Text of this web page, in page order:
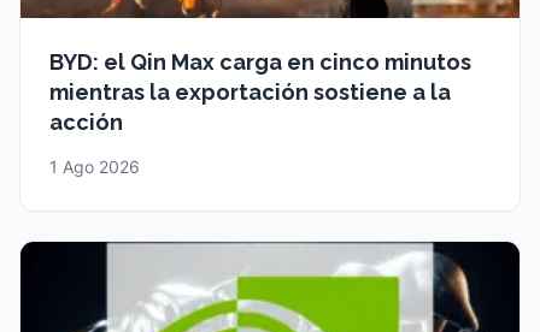
BYD: el Qin Max carga en cinco minutos
mientras la exportación sostiene a la
acción
1 Ago 2026